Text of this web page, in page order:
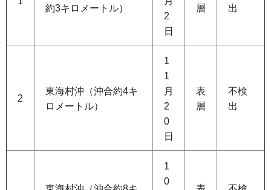
約3キロメートル）
2
日
層
出
2
東海村沖（沖合約4キ
ロメートル）
1
1
月
2
0
日
表
層
不検
出
1
0